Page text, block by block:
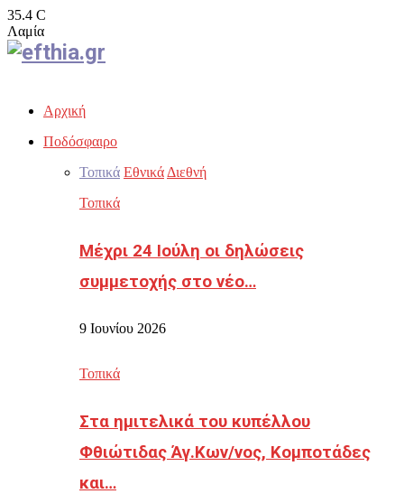
35.4 C
Λαμία
Facebook
Twitter
Instagram
Youtube
Email
Αρχική
Ποδόσφαιρο
Τοπικά Εθνικά Διεθνή
Τοπικά
Μέχρι 24 Ιούλη οι δηλώσεις
συμμετοχής στο νέο…
9 Ιουνίου 2026
Τοπικά
Στα ημιτελικά του κυπέλλου
Φθιώτιδας Άγ.Κων/νος, Κομποτάδες
και…